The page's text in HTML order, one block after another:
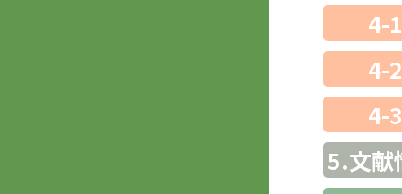
4-
4-
4-
5.文献